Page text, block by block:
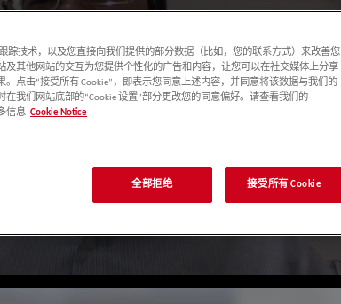
踪技术，以及您直接向我们提供的部分数据（比如，您的联系方式）来改善您
及其他网站的交互为您提供个性化的广告和内容，让您可以在社交媒体上分享
点击“接受所有 Cookie”，即表示您同意上述内容，并同意将该数据与我们的
我们网站底部的“Cookie 设置”部分更改您的同意偏好。请查看我们的
信息 Cookie Notice
全部拒绝 接受所有 Cookie